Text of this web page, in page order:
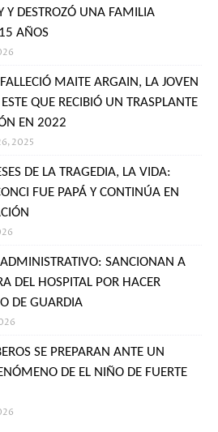
Y DESTROZÓ UNA FAMILIA
AÑOS
MAITE ARGAIN, LA JOVEN
ESTE QUE RECIBIÓ UN TRASPLANTE
EN 2022
2025
DE LA TRAGEDIA, LA VIDA:
FUE PAPÁ Y CONTINÚA EN
SANCIONAN A
DEL HOSPITAL POR HACER
DE GUARDIA
SE PREPARAN ANTE UN
DE EL NIÑO DE FUERTE